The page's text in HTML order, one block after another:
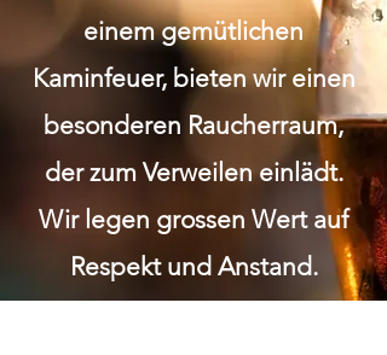
einem gemütlichen
Kaminfeuer, bieten wir einen
besonderen Raucherraum,
der zum Verweilen einlädt.
Wir legen grossen Wert auf
Respekt und Anstand.